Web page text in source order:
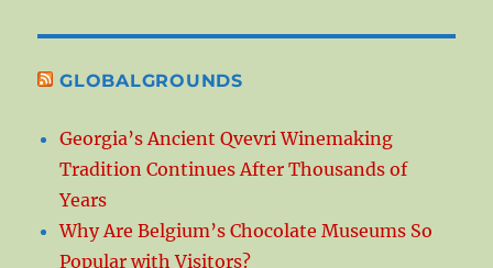
GLOBALGROUNDS
Georgia’s Ancient Qvevri Winemaking
Tradition Continues After Thousands of
Years
Why Are Belgium’s Chocolate Museums So
Popular with Visitors?